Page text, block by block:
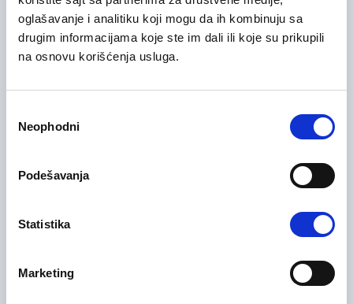
oglašavanje i analitiku koji mogu da ih kombinuju sa
drugim informacijama koje ste im dali ili koje su prikupili
na osnovu korišćenja usluga.
сагласности
Neophodni
Podešavanja
Statistika
Marketing
Finansije i računovodstvo
Na licu mestaBeograd
Branch Director / Development
06/08/2026
Upravljanje i menadžment
03/08/2026